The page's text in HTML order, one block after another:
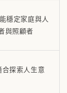
穩定家庭與人
與照顧者
探索人生意